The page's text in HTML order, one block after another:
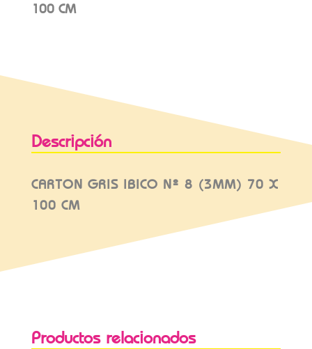
100 CM
Descripción
CARTON GRIS IBICO Nº 8 (3MM) 70 X
100 CM
Productos relacionados